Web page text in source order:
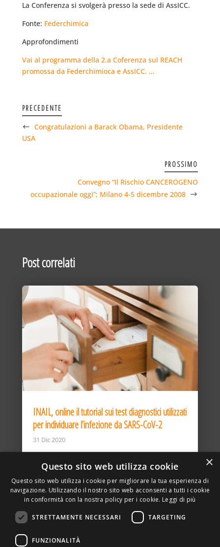
La Conferenza si svolgerà presso la sede di AssICC.
Fonte: Federchimica
Approfondimenti
Vai al programma della 2.a Coferenza sul REACH
promossa da Federchimioca e AssICC. …
PRECEDENTE
Congratulazioni a Barack Obama, Presidente
USA
PROSSIMO
Convegno “Il Rischio CANCEROGENO
occupazionale oggi”; Milano 4-5 dicembre 2008
Post correlati
INAIL, online il tutorial sui test diagnostici utilizzati
per individuare l’infezione da SARS-CoV-2
31 Dic 2020
DELLA TORRE, 15 – 20127 – MILANO – P. IVA
×
Questo sito web utilizza cookie
Questo sito web utilizza i cookie per migliorare la tua esperienza di
navigazione. Utilizzando il nostro sito web acconsenti a tutti i cookie
in conformità con la nostra policy per i cookie. Leggi di più
STRETTAMENTE NECESSARI TARGETING
FUNZIONALITÀ